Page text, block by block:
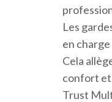
Les
en charge
Cela
confort
Trust